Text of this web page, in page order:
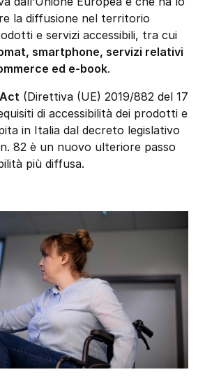
la diffusione nel territorio
e servizi accessibili, tra cui
smartphone, servizi relativi
ed e-book.
(Direttiva (UE) 2019/882 del 17
di accessibilità dei prodotti e
in Italia dal decreto legislativo
82 è un nuovo ulteriore passo
più diffusa.